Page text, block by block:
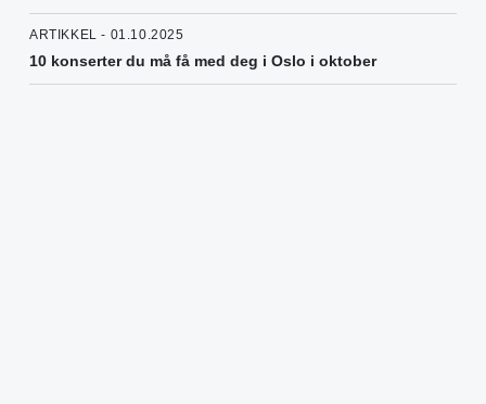
ARTIKKEL - 01.10.2025
10 konserter du må få med deg i Oslo i oktober